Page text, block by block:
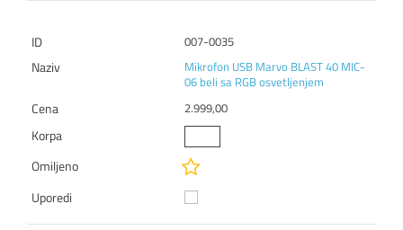
007-0035
Mikrofon USB Marvo BLAST 40 MIC-
06 beli sa RGB osvetljenjem
2.999,00